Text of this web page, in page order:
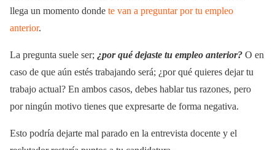
llega un momento donde te van a preguntar por tu empleo
anterior.
La pregunta suele ser; ¿por qué dejaste tu empleo anterior? O en
caso de que aún estés trabajando será; ¿por qué quieres dejar tu
trabajo actual? En ambos casos, debes hablar tus razones, pero
por ningún motivo tienes que expresarte de forma negativa.
Esto podría dejarte mal parado en la entrevista docente y el